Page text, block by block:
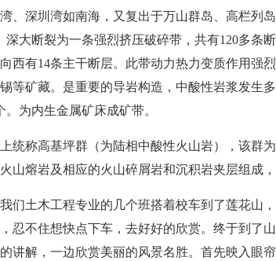
、深圳湾如南海，又复出于万山群岛、高栏列
深大断裂为一条强烈挤压破碎带，共有120多条
西有14条主干断层。此带动力热力变质作用强
等矿藏。是重要的导岩构造，中酸性岩浆发生
。为内生金属矿床成矿带。
统称高基坪群（为陆相中酸性火山岩），该群
山熔岩及相应的火山碎屑岩和沉积岩夹层组成，
们土木工程专业的几个班搭着校车到了莲花山
忍不住想快点下车，去好好的欣赏。终于到了
讲解，一边欣赏美丽的风景名胜。首先映入眼